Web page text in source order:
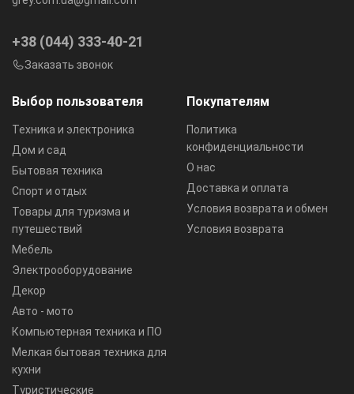
Выбор пользователя
Техника и электроника
Дом и сад
Бытовая техника
Спорт и отдых
Товары для туризма и
путешествий
Мебель
Электрооборудование
Декор
Авто - мото
Компьютерная техника и ПО
Мелкая бытовая техника для
кухни
Туристические
Покупателям
Политика
конфиденциальности
О нас
Доставка и оплата
Условия возврата и обмен
Условия возврата
+38 (044) 333-40-21
Заказать звонок